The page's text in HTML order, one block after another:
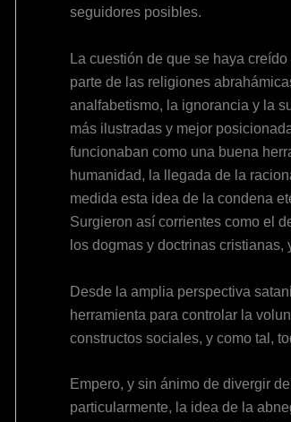
seguidores posibles.
La cuestión de que se haya
parte de las religiones
analfabetismo, la ignorancia y la
más ilustradas y mejor
funcionaban como una buena
humanidad, la llegada de la
medida esta idea de la condena
Surgieron así corrientes como el
los dogmas y doctrinas
Desde la amplia perspectiva
herramienta para controlar la
constructos sociales, y como tal,
Empero, y sin ánimo de divergir
particularmente, la idea de la